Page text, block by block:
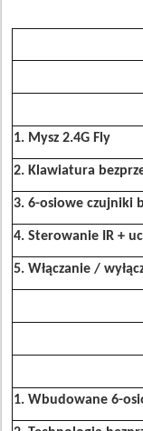
1. Mysz 2.4G Fly
2. Klawiatura
3. 6-osiowe czujniki
4. Sterowanie IR +
5. Włączanie /
1. Wbudowane 6-